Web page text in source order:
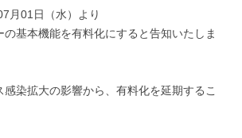
月01日（水）より
基本機能を有料化にすると告知いたしま
感染拡大の影響から、有料化を延期するこ